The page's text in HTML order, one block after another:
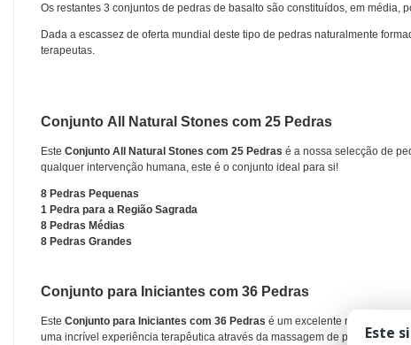
Os restantes 3 conjuntos de pedras de basalto são constituídos, em média,
Dada a escassez de oferta mundial deste tipo de pedras naturalmente
terapeutas.
Conjunto All Natural Stones com 25 Pedras
Este Conjunto All Natural Stones com 25 Pedras é a nossa selecção de
qualquer intervenção humana, este é o conjunto ideal para si!
8 Pedras Pequenas
1 Pedra para a Região Sagrada
8 Pedras Médias
8 Pedras Grandes
Conjunto para Iniciantes com 36 Pedras
Este Conjunto para Iniciantes com 36 Pedras é um excelente recurso para
uma incrível experiência terapêutica através da massagem de pedrasEste